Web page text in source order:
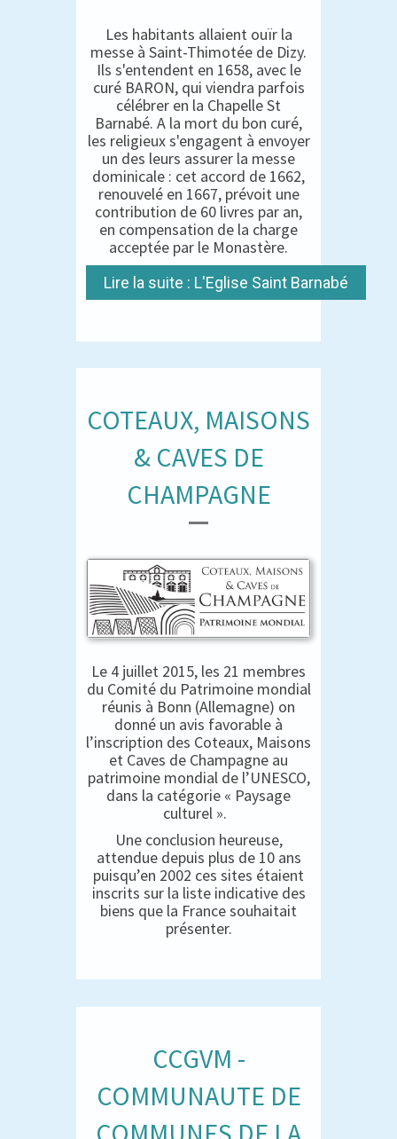
Les habitants allaient ouïr la
messe à Saint-Thimotée de Dizy.
Ils s'entendent en 1658, avec le
curé BARON, qui viendra parfois
célébrer en la Chapelle St
Barnabé. A la mort du bon curé,
les religieux s'engagent à envoyer
un des leurs assurer la messe
dominicale : cet accord de 1662,
renouvelé en 1667, prévoit une
contribution de 60 livres par an,
en compensation de la charge
acceptée par le Monastère.
Lire la suite : L'Eglise Saint Barnabé
COTEAUX, MAISONS
& CAVES DE
CHAMPAGNE
Le 4 juillet 2015, les 21 membres
du Comité du Patrimoine mondial
réunis à Bonn (Allemagne) on
donné un avis favorable à
l’inscription des Coteaux, Maisons
et Caves de Champagne au
patrimoine mondial de l’UNESCO,
dans la catégorie « Paysage
culturel ».
Une conclusion heureuse,
attendue depuis plus de 10 ans
puisqu’en 2002 ces sites étaient
inscrits sur la liste indicative des
biens que la France souhaitait
présenter.
CCGVM -
COMMUNAUTE DE